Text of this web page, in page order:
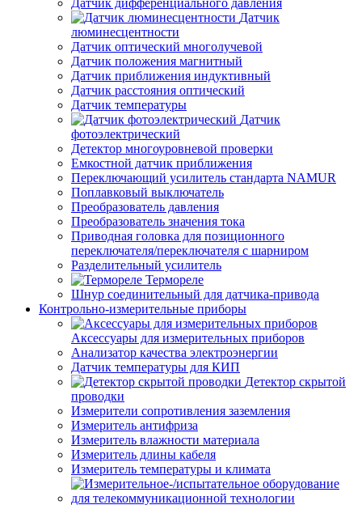
Датчик дифференциального давления
Датчик
люминесцентности
Датчик оптический многолучевой
Датчик положения магнитный
Датчик приближения индуктивный
Датчик расстояния оптический
Датчик температуры
Датчик
фотоэлектрический
Детектор многоуровневой проверки
Емкостной датчик приближения
Переключающий усилитель стандарта NAMUR
Поплавковый выключатель
Преобразователь давления
Преобразователь значения тока
Приводная головка для позиционного
переключателя/переключателя с шарниром
Разделительный усилитель
Термореле
Шнур соединительный для датчика-привода
Контрольно-измерительные приборы
Аксессуары для измерительных приборов
Анализатор качества электроэнергии
Датчик температуры для КИП
Детектор скрытой
проводки
Измерители сопротивления заземления
Измеритель антифриза
Измеритель влажности материала
Измеритель длины кабеля
Измеритель температуры и климата